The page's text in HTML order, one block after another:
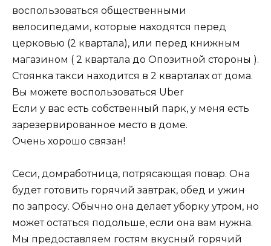
воспользоваться общественными
велосипедами, которые находятся перед
церковью (2 квартала), или перед книжным
магазином ( 2 квартала до Опозитной стороны ).
Стоянка такси находится в 2 кварталах от дома.
Вы можете воспользоваться Uber
Если у вас есть собственный парк, у меня есть
зарезервированное место в доме.
Очень хорошо связан!
Сеси, домработница, потрясающая повар. Она
будет готовить горячий завтрак, обед и ужин
по запросу. Обычно она делает уборку утром, но
может остаться подольше, если она вам нужна.
Мы предоставляем гостям вкусный горячий